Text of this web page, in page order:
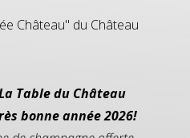
Château" du Château
Table du Château
bonne année 2026!